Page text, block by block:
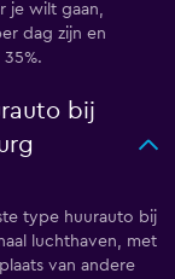
je wilt gaan,
dag zijn en
bij
type huurauto bij
luchthaven, met
van andere